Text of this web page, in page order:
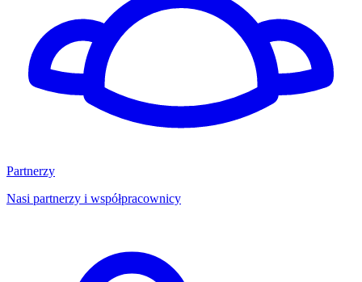
Partnerzy
Nasi partnerzy i współpracownicy